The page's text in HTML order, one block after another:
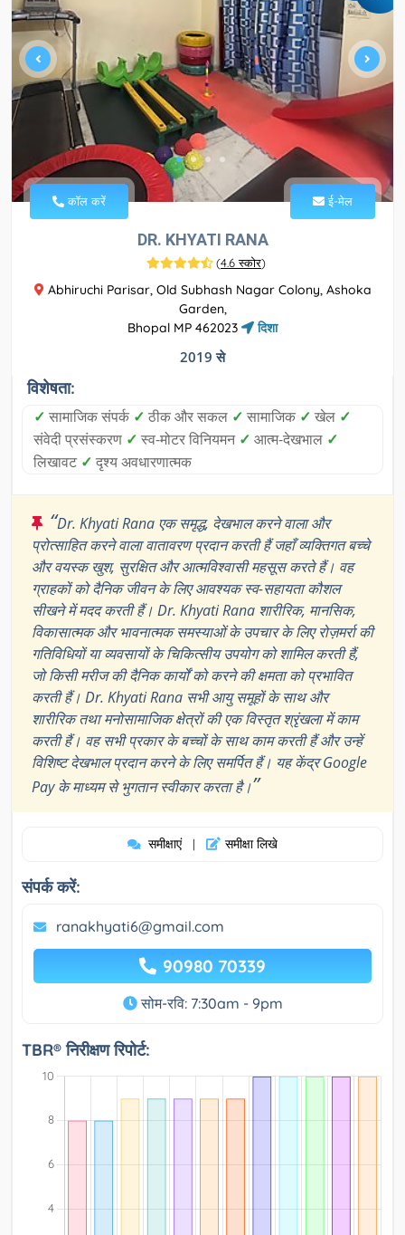
कॉल करें ई-मेल
DR. KHYATI RANA
(4.6 स्कोर)
Abhiruchi Parisar, Old Subhash Nagar Colony, Ashoka
Garden,
Bhopal MP 462023
दिशा
2019 से
विशेषता:
✓ सामाजिक संपर्क ✓ ठीक और सकल ✓ सामाजिक ✓ खेल ✓
संवेदी प्रसंस्करण ✓ स्व-मोटर विनियमन ✓ आत्म-देखभाल ✓
लिखावट ✓ दृश्य अवधारणात्मक
“Dr. Khyati Rana एक समृद्ध, देखभाल करने वाला और
प्रोत्साहित करने वाला वातावरण प्रदान करती हैं जहाँ व्यक्तिगत बच्चे
और वयस्क खुश, सुरक्षित और आत्मविश्वासी महसूस करते हैं। वह
ग्राहकों को दैनिक जीवन के लिए आवश्यक स्व-सहायता कौशल
सीखने में मदद करती हैं। Dr. Khyati Rana शारीरिक, मानसिक,
विकासात्मक और भावनात्मक समस्याओं के उपचार के लिए रोज़मर्रा की
गतिविधियों या व्यवसायों के चिकित्सीय उपयोग को शामिल करती हैं,
जो किसी मरीज की दैनिक कार्यों को करने की क्षमता को प्रभावित
करती हैं। Dr. Khyati Rana सभी आयु समूहों के साथ और
शारीरिक तथा मनोसामाजिक क्षेत्रों की एक विस्तृत श्रृंखला में काम
करती हैं। वह सभी प्रकार के बच्चों के साथ काम करती हैं और उन्हें
विशिष्ट देखभाल प्रदान करने के लिए समर्पित हैं। यह केंद्र Google
Pay के माध्यम से भुगतान स्वीकार करता है।”
समीक्षाएं | समीक्षा लिखे
संपर्क करें:
ranakhyati6@gmail.com
90980 70339
सोम-रवि: 7:30am - 9pm
TBR® निरीक्षण रिपोर्ट: